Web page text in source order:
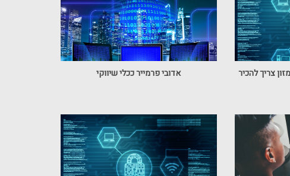
אדובי פרמייר ככלי שיווקי